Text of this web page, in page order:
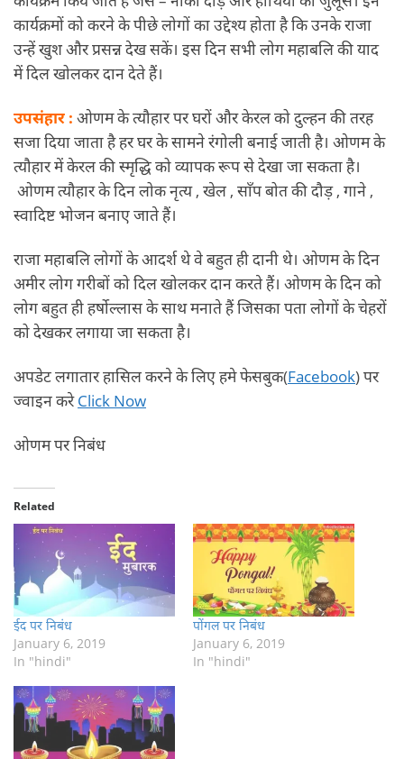
कार्यक्रमों को करने के पीछे लोगों का उद्देश्य होता है कि उनके राजा
उन्हें खुश और प्रसन्न देख सकें। इस दिन सभी लोग महाबलि की याद
में दिल खोलकर दान देते हैं।
उपसंहार : ओणम के त्यौहार पर घरों और केरल को दुल्हन की तरह
सजा दिया जाता है हर घर के सामने रंगोली बनाई जाती है। ओणम के
त्यौहार में केरल की स्मृद्धि को व्यापक रूप से देखा जा सकता है।
ओणम त्यौहार के दिन लोक नृत्य , खेल , साँप बोत की दौड़ , गाने ,
स्वादिष्ट भोजन बनाए जाते हैं।
राजा महाबलि लोगों के आदर्श थे वे बहुत ही दानी थे। ओणम के दिन
अमीर लोग गरीबों को दिल खोलकर दान करते हैं। ओणम के दिन को
लोग बहुत ही हर्षोल्लास के साथ मनाते हैं जिसका पता लोगों के चेहरों
को देखकर लगाया जा सकता है।
अपडेट लगातार हासिल करने के लिए हमे फेसबुक(Facebook) पर
ज्वाइन करेClick Now
ओणम पर निबंध
Related
ईद पर निबंध
January 6, 2019
In "hindi"
पोंगल पर निबंध
January 6, 2019
In "hindi"